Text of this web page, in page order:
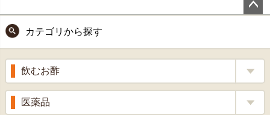
ップ
へ
カテゴリから探す
飲むお酢
補酵素のちから
医薬品